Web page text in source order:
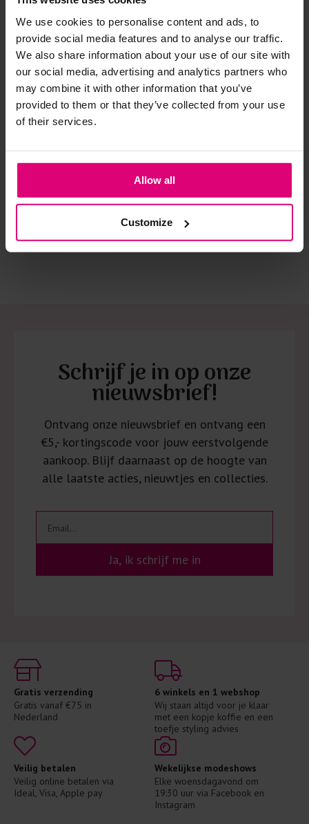
We use cookies to personalise content and ads, to
provide social media features and to analyse our traffic.
We also share information about your use of our site with
our social media, advertising and analytics partners who
may combine it with other information that you’ve
provided to them or that they’ve collected from your use
of their services.
Allow all
Customize
Strijkijzer/droogtrommel:
Kledingstukken met elastine zijn niet bestand tegen de hitte
van het strijkijzer en/of de droogtrommel. Ook in veel
spijkerbroeken is elastine (stretch) verwerkt en mogen dus
niet gestreken worden en/of in de droogtrommel.
€ 69,95 € 69,99
Schrijf je in op onze
nieuwsbrief!
Ontvang onze nieuwsbrief en ontvang een
€5,- kortingscode voor jouw eerstvolgende
aankoop. Blijf daarnaast op de hoogte van
alle laatste acties, nieuwtjes en collecties.
Ja, ik schrijf me in
Gratis verzending
Gratis vanaf €75 in
Nederland
6 winkels en 1 webshop
Wij staan altijd voor je klaar
met een kopje koffie en een
toefje styling advies
Veilig betalen
Veilig online betalen via
Ideal, Visa, Apple pay
Wekelijkse modeshows
Elke woensdagavond om
19:30 uur via Facebook en
Instagram